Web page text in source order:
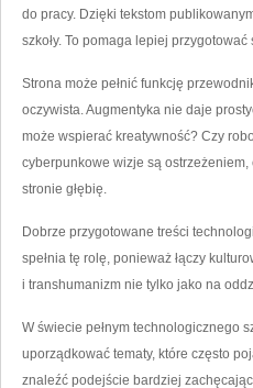
do pracy. Dzięki tekstom
szkoły. To pomaga lepiej
Strona może pełnić funkcję
oczywista. Augmentyka nie daje
może wspierać kreatywność? Czy
cyberpunkowe wizje są
stronie głębię.
Dobrze przygotowane treści
spełnia tę rolę, ponieważ łączy
i transhumanizm nie tylko jako na
W świecie pełnym technologicznego
uporządkować tematy, które często
znaleźć podejście bardziej